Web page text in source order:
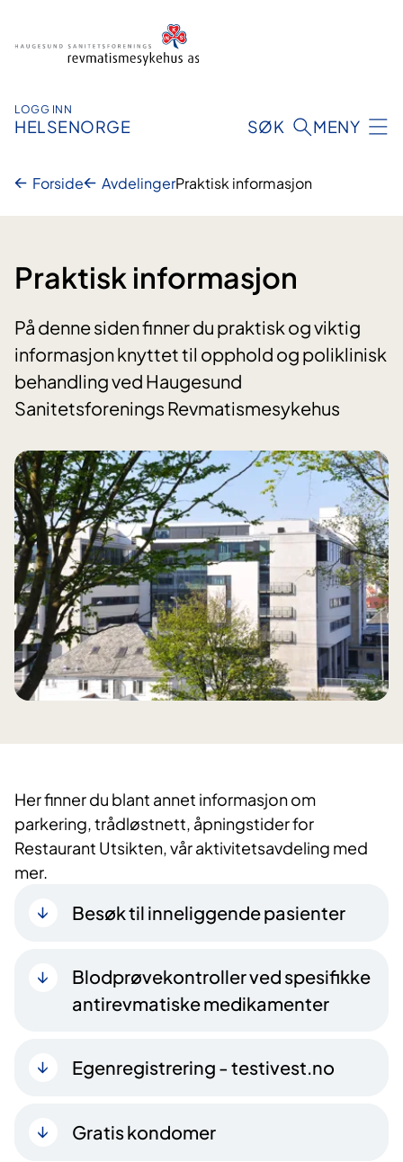
LOGG INN
HELSENORGE SØK MENY
Forside AvdelingerPraktisk informasjon
Praktisk informasjon
På denne siden finner du praktisk og viktig
informasjon knyttet til opphold og poliklinisk
behandling ved Haugesund
Sanitetsforenings Revmatismesykehus
​Her finner du blant annet informasjon om
parkering, trådløstnett, åpningstider for
Restaurant Utsikten, vår aktivitetsavdeling med
mer.
Besøk til inneliggende pasienter
Blodprøvekontroller ved spesifikke
antirevmatiske medikamenter
Egenregistrering - testivest.no
Gratis kondomer